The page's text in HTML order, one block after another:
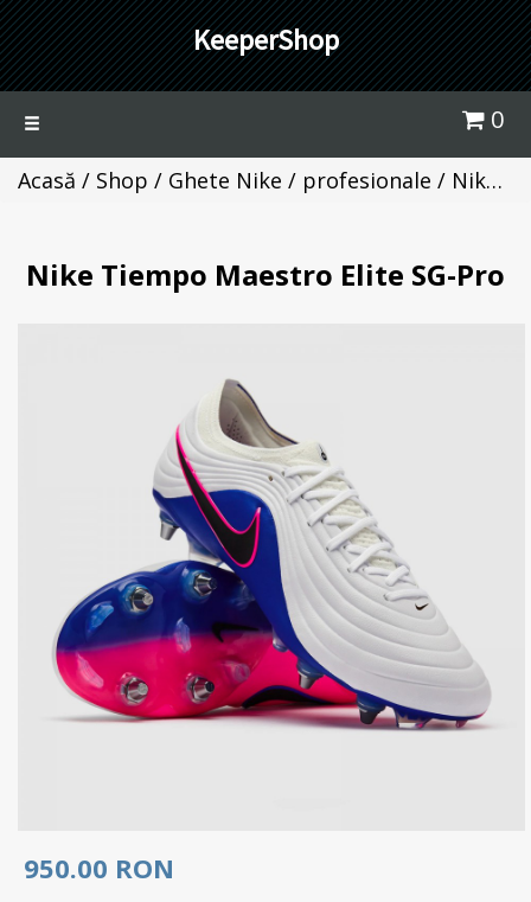
KeeperShop
Toggle
0
Acasă / Shop / Ghete Nike / profesionale / Nike Tiempo Maestro Elite SG-Pro
Nike Tiempo Maestro Elite SG-Pro
950.00 RON